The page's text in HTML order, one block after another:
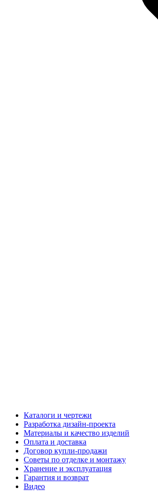
Каталоги и чертежи
Разработка дизайн-проекта
Материалы и качество изделий
Оплата и доставка
Договор купли-продажи
Советы по отделке и монтажу
Хранение и эксплуатация
Гарантия и возврат
Видео